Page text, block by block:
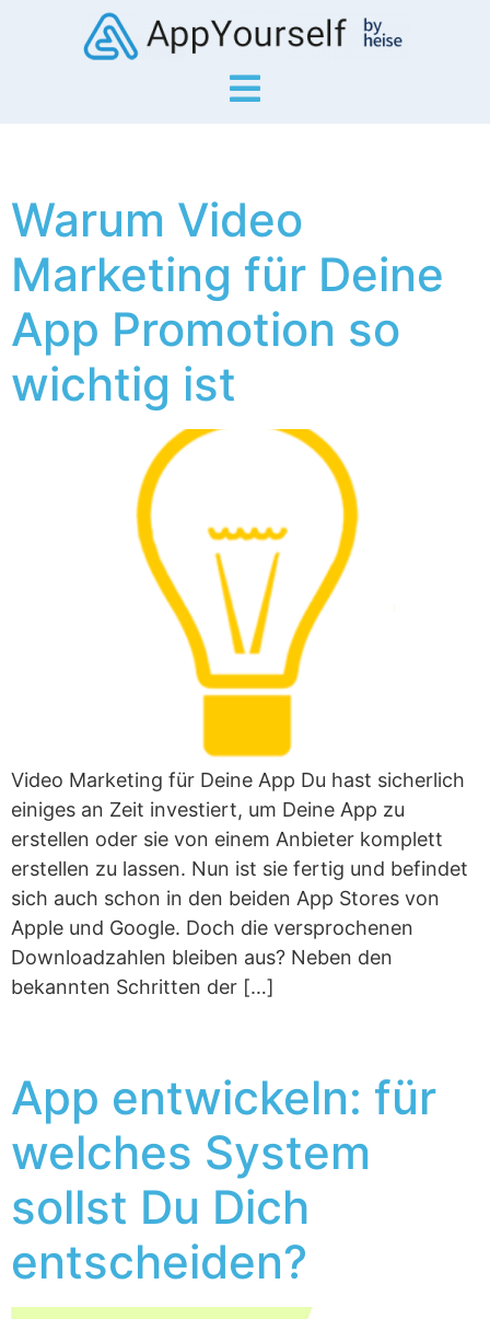
Warum Video
Marketing für Deine
App Promotion so
wichtig ist
Video Marketing für Deine App Du hast sicherlich
einiges an Zeit investiert, um Deine App zu
erstellen oder sie von einem Anbieter komplett
erstellen zu lassen. Nun ist sie fertig und befindet
sich auch schon in den beiden App Stores von
Apple und Google. Doch die versprochenen
Downloadzahlen bleiben aus? Neben den
bekannten Schritten der […]
App entwickeln: für
welches System
sollst Du Dich
entscheiden?